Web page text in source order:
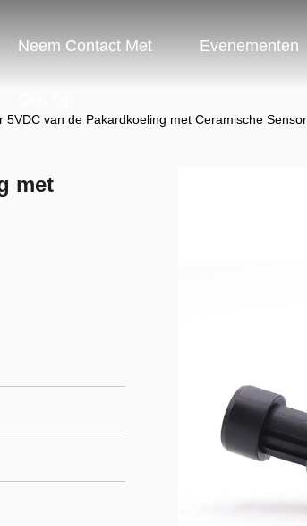
Neem Contact Met Evenementen
5VDC van de Pakardkoeling met Ceramische Sensor
met